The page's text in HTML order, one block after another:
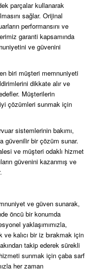
parçalar kullanarak
sağlar. Orijinal
performansını ve
garanti kapsamında
ve güvenini
biri müşteri memnuniyeti
dikkate alır ve
Müşterilerin
çözümleri sunmak için
sistemlerinin bakımı,
güvenilir bir çözüm sunar.
ve müşteri odaklı hizmet
güvenini kazanmış ve
ve güven sunarak,
öncü bir konumda
yaklaşımımızla,
kalıcı bir iz bırakmak için
takip ederek sürekli
sunmak için çaba sarf
her zaman